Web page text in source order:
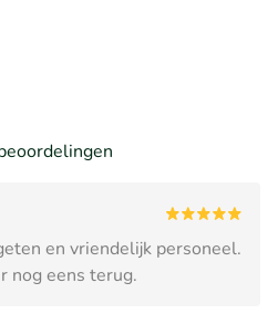
en vriendelijk personeel.
nog eens terug.